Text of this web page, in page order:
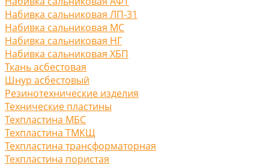
Набивка сальниковая ЛП-31
Набивка сальниковая МС
Набивка сальниковая НГ
Набивка сальниковая ХБП
Ткань асбестовая
Шнур асбестовый
Резинотехнические изделия
Технические пластины
Техпластина МБС
Техпластина ТМКЩ
Техпластина трансформаторная
Техпластина пористая